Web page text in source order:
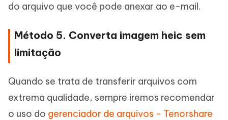
do arquivo que você pode anexar ao e-mail.
Método 5. Converta imagem heic sem
limitação
Quando se trata de transferir arquivos com
extrema qualidade, sempre iremos recomendar
o uso do gerenciador de arquivos - Tenorshare